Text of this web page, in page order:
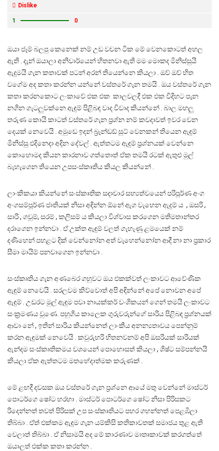
Dislike
1 0
ඔයා ජෑම් බලපු කෙනෙක් නම් උඩ වචන ටික මේ වෙනකොටත් අහල
ඇති . දැන් ඔයාලා අනිවාර්යෙන් හිතනවා ඇති මම මොකද මිනිස්සුයි
ඇදුමයි ගැන කතාවක් පටන් අරන් තියෙන්නෙ කියලා . ඔව් ඔව් හිත
වගේම අද කතා කරන්න යන්නේ වස්තරේ ගැන තමයි . ඔය වස්තරේ ගැන
කතා කරනකොට ලංකාවේ එක එක කාලවලදී එක එක විදිහට පැන
නගින ගැටලුවක්නෙ ඇඳුම් පිළිබඳ වාද විවාද කියන්නේ . බාල මහලු
තරුණ කොයි කාටත් වස්තරේ ගැන ප්‍රශ්න නම් කවදාවත් ඉවර වෙන
දෙයක් නෙවෙයි . අමුඩෙ ඉදන් බ්‍රෑන්ඩඩ් සූට් වෙනකන් තියෙන ඇඳුම්
මිනිස්සු එදිනෙදා අදින දේවල් . ඇත්තටම ඇඳුම් ප්‍රශ්නයක් වෙන්නෙ
කොහොමද කියන කාරනාව ගත්තොත් ඒක තමයි රටක් ඇතුළු මුල්
බැහැගෙන තියෙන උපසංස්කෘතිය කියල කියන්නේ .
ලාංකිකයා කියන්නේ සංස්කෘතික සදාචාර සභ්‍යත්වයෙන් පරිපූර්ණ අංග
අංගසම්පූර්ණ ජාතියක් නිසා අඳින්න ඕනේ ඇග වැහෙන ඇදුම් ය , ඔසරි ,
සාරි , ගවුම්, සරම් , කලිසම් ය කියලා විශ්වාස කරගෙන මතිමතාන්තර
දරාගෙන ඉන්නවා . ඒ උක්ත ඇඳුම් වලත් ගැහැණු ළමයෙක් නම්
දණිහෙන් පහළට දික් වෙන්නෝන අත් වැහෙන්නෝන ආදී නා නා ප්‍රකාර
සීමා මායිම් පනවාගෙන ඉන්නවා .
සංස්කෘතිය ගැන අණබෙර ගහුවට ඔය එකක්වත් ලංකාවට ආවේණික
ඇඳුම් නෙවෙයි . සරලවම කිව්වොත් අපි අඳින්නේ අපේ නොවන අපේ
ඇඳුම් . උඩරට මුල් ඇඳුම පවා නායක්කර් වංශිකයන් ගෙන් තමයි ලංකාවට
සංක්‍රමණය වුණෙ. පහුගිය කාලෙක ගුරුවරුන්ගේ සාරිය පිළිබඳ ප්‍රශ්නයක්
ආවා නේ , ඉතින් සාරිය කියන්නෙත් ලාංකීය අනන්‍යතාවය පෙන්නුම්
කරන ඇඳුමක් නෙවෙයි . කවුරුහරි හිතනවනම් අපි ඔසරියක් සාරියක්
ඇන්දම සංස්කෘතිකමය වශයෙන් පොහොසත් කියලා , ශිෂ්ට සම්පන්නයි
කියලා ඒක ඇත්තටම මතභේදාත්මක කරුණක් .
මේ ළඟදී දවසක ඔය වස්තරේ ගැන ප්‍රශ්නෙ ආයේ මතු වෙන්නේ මාස්ටර්
පොටර්ගෙ ෂෝට හරහා . මාස්ටර් පොටර්ගෙ ෂෝට නිසා පිරිසකට
රිදෙන්නත් තවත් පිරිසක් උප සංස්කෘතියට පහර ගහන්නත් පෙළඹිලා
තිබ්බා . ඒත් එක්කම ඇඳුම ගැන යම්කිසි කතිකාවතක් සමාජය තුළ ඇති
වෙලාත් තිබ්බා . ඒ නිසාමයි අද මේ කාරණාව මාතෘකාවක් කරගත්තේ
ඔයාලත් එක්ක කතා කරන්න .